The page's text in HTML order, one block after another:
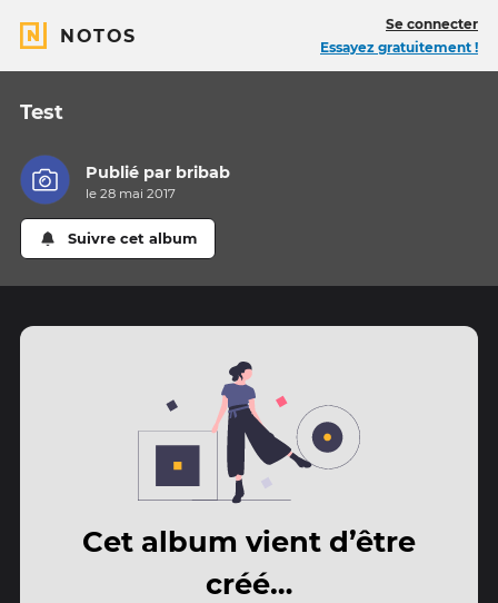
NOTOS
Se connecter
Essayez gratuitement !
Test
Publié par bribab
le 28 mai 2017
Suivre cet album
Cet album vient d’être
créé…